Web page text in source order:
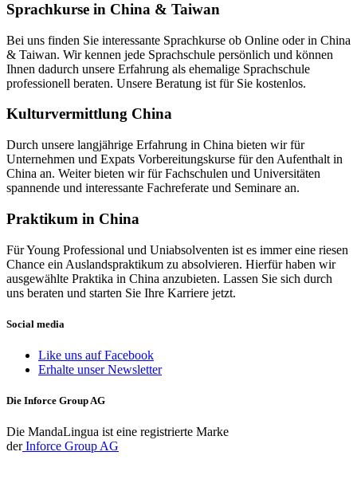
Sprachkurse in China & Taiwan
Bei uns finden Sie interessante Sprachkurse ob Online oder in China
& Taiwan. Wir kennen jede Sprachschule persönlich und können
Ihnen dadurch unsere Erfahrung als ehemalige Sprachschule
professionell beraten. Unsere Beratung ist für Sie kostenlos.
Kulturvermittlung China
Durch unsere langjährige Erfahrung in China bieten wir für
Unternehmen und Expats Vorbereitungskurse für den Aufenthalt in
China an. Weiter bieten wir für Fachschulen und Universitäten
spannende und interessante Fachreferate und Seminare an.
Praktikum in China
Für Young Professional und Uniabsolventen ist es immer eine riesen
Chance ein Auslandspraktikum zu absolvieren. Hierfür haben wir
ausgewählte Praktika in China anzubieten. Lassen Sie sich durch
uns beraten und starten Sie Ihre Karriere jetzt.
Social media
Like uns auf Facebook
Erhalte unser Newsletter
Die Inforce Group AG
Die MandaLingua ist eine registrierte Marke
derInforce Group AG